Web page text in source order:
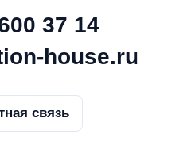
37 14
house.ru
связь